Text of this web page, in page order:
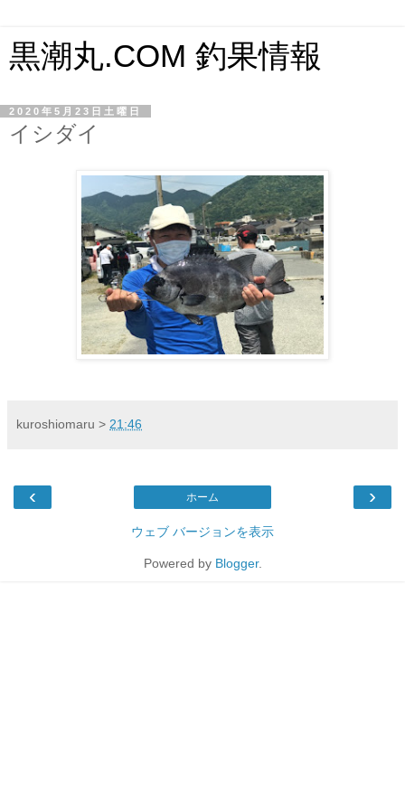
黒潮丸.COM 釣果情報
2020年5月23日土曜日
イシダイ
kuroshiomaru > 21:46
‹ ›
ホーム
ウェブ バージョンを表示
Powered by Blogger.